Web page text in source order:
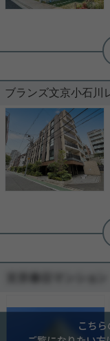
実用春日ホーム 茗荷
実用春日ホーム 富坂
ブランズ文京小石川
実用春日ホーム 茗荷
会員限定